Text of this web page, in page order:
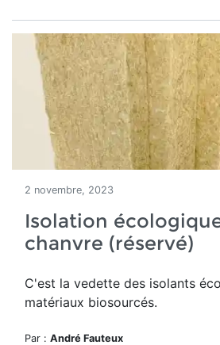
2 novembre, 2023
Isolation
chanvre (réservé)
C'est la vedette des isolants
matériaux biosourcés.
Par : André Fauteux